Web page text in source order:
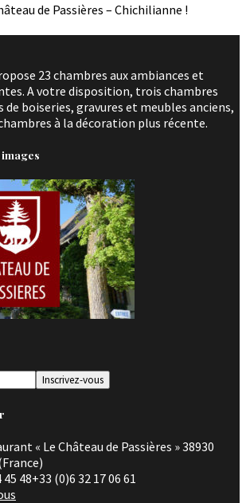
de Passières – Chichilianne !
23 chambres aux ambiances et
A votre disposition, trois chambres
de boiseries, gravures et meubles anciens,
à la décoration plus récente.
« Le Château de Passières » 38930
48+33 (0)6 32 17 06 61